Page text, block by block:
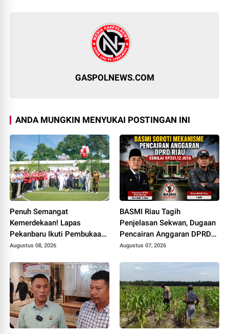
GASPOLNEWS.COM
ANDA MUNGKIN MENYUKAI POSTINGAN INI
Penuh Semangat
Kemerdekaan! Lapas
Pekanbaru Ikuti Pembukaan
Pekan Olahraga Ditjenpas
Augustus 08, 2026
BASMI Riau Tagih
Penjelasan Sekwan, Dugaan
Pencairan Anggaran DPRD
Tanpa Prosedur Tuai
Augustus 07, 2026